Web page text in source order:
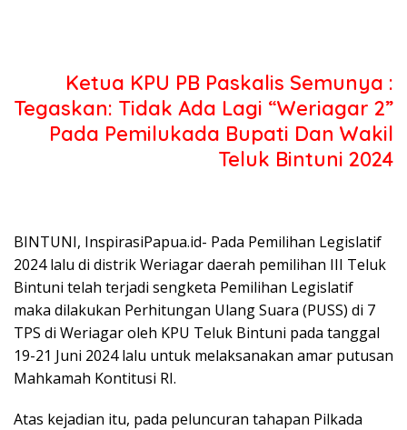
Ketua KPU PB Paskalis Semunya :
Tegaskan: Tidak Ada Lagi “Weriagar 2”
Pada Pemilukada Bupati Dan Wakil
Teluk Bintuni 2024
BINTUNI, InspirasiPapua.id- Pada Pemilihan Legislatif
2024 lalu di distrik Weriagar daerah pemilihan III Teluk
Bintuni telah terjadi sengketa Pemilihan Legislatif
maka dilakukan Perhitungan Ulang Suara (PUSS) di 7
TPS di Weriagar oleh KPU Teluk Bintuni pada tanggal
19-21 Juni 2024 lalu untuk melaksanakan amar putusan
Mahkamah Kontitusi RI.
Atas kejadian itu, pada peluncuran tahapan Pilkada